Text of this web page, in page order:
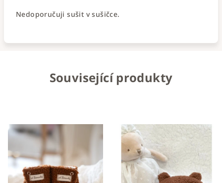
Nedoporučuji sušit v sušičce.
Související produkty